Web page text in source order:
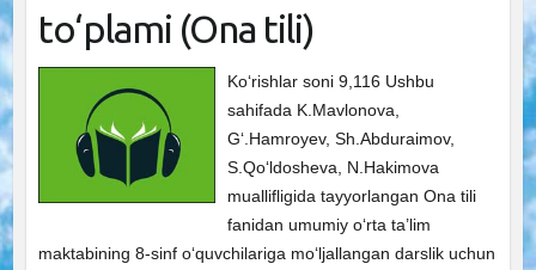
to‘plami (Ona tili)
Ko‘rishlar soni 9,116 Ushbu
sahifada K.Mavlonova,
Gʻ.Hamroyev, Sh.Abduraimov,
S.Qoʻldosheva, N.Hakimova
muallifligida tayyorlangan Ona tili
fanidan umumiy o‘rta ta’lim
maktabining 8-sinf o‘quvchilariga mo‘ljallangan darslik uchun